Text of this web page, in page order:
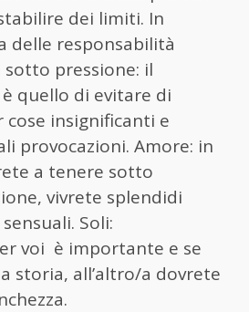
dei limiti. In
delle responsabilità
pressione: il
quello di evitare di
cose insignificanti e
provocazioni. Amore: in
a tenere sotto
vivrete splendidi
Soli:
voi è importante e se
storia, all’altro/a dovrete